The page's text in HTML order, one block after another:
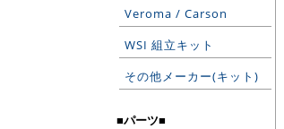
Veroma / Carson
WSI 組立キット
その他メーカー(キット)
■パーツ■